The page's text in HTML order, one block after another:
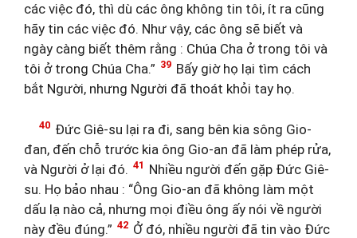
các việc đó, thì dù các ông không tin tôi, ít ra cũng
hãy tin các việc đó. Như vậy, các ông sẽ biết và
ngày càng biết thêm rằng : Chúa Cha ở trong tôi và
tôi ở trong Chúa Cha.” 39 Bấy giờ họ lại tìm cách
bắt Người, nhưng Người đã thoát khỏi tay họ.
40 Đức Giê-su lại ra đi, sang bên kia sông Gio-
đan, đến chỗ trước kia ông Gio-an đã làm phép rửa,
và Người ở lại đó. 41 Nhiều người đến gặp Đức Giê-
su. Họ bảo nhau : “Ông Gio-an đã không làm một
dấu lạ nào cả, nhưng mọi điều ông ấy nói về người
này đều đúng.” 42 Ở đó, nhiều người đã tin vào Đức